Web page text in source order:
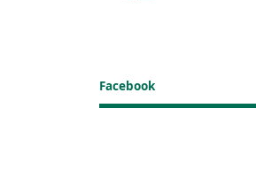
Facebook